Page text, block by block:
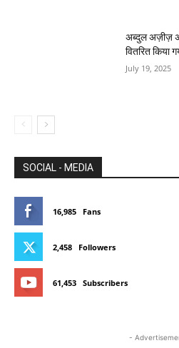
अब्दुल अज़ीज़
वितरित किया
July 19, 2025
SOCIAL - MEDIA
16,985 Fans
2,458 Followers
61,453 Subscribers
-